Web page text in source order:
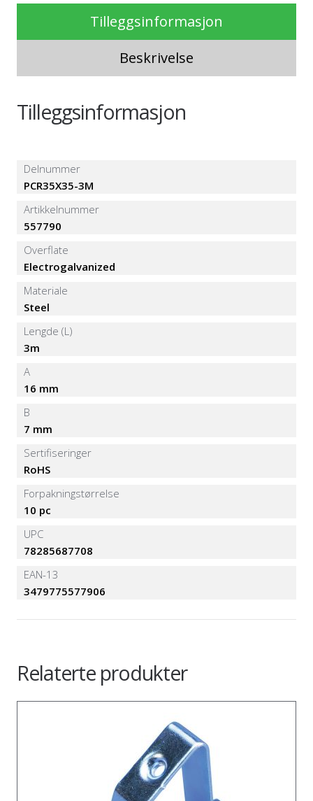
Tilleggsinformasjon
Beskrivelse
Tilleggsinformasjon
Delnummer
PCR35X35-3M
Artikkelnummer
557790
Overflate
Electrogalvanized
Materiale
Steel
Lengde (L)
3m
A
16 mm
B
7 mm
Sertifiseringer
RoHS
Forpakningstørrelse
10 pc
UPC
78285687708
EAN-13
3479775577906
Relaterte produkter